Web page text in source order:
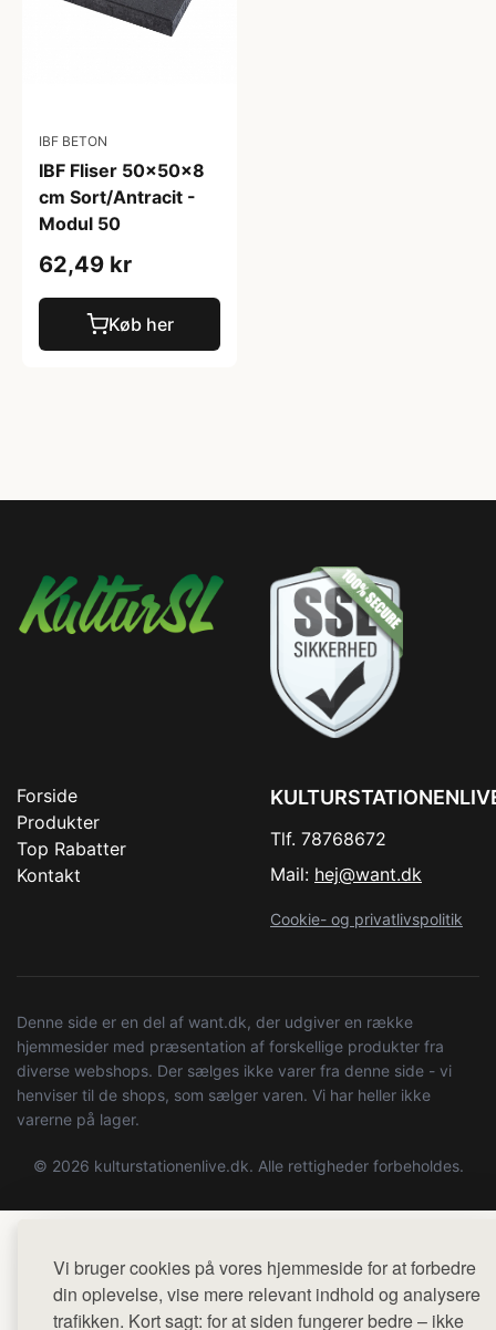
Vi bruger cookies på vores hjemmeside for at forbedre
din oplevelse, vise mere relevant indhold og analysere
trafikken. Kort sagt: for at siden fungerer bedre – ikke
IBF BETON
IBF Fliser 50x50x8
cm Sort/Antracit -
Modul 50
62,49 kr
Køb her
Forside
Produkter
Top Rabatter
Kontakt
Tlf. 78768672
Mail: hej@want.dk
Cookie- og privatlivspolitik
Denne side er en del af want.dk, der udgiver en række
hjemmesider med præsentation af forskellige produkter fra
diverse webshops. Der sælges ikke varer fra denne side - vi
henviser til de shops, som sælger varen. Vi har heller ikke
varerne på lager.
© 2026 kulturstationenlive.dk. Alle rettigheder forbeholdes.